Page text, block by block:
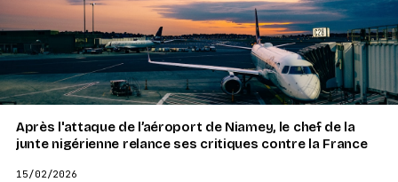
Après l'attaque de l’aéroport de Niamey, le chef de la
junte nigérienne relance ses critiques contre la France
15/02/2026